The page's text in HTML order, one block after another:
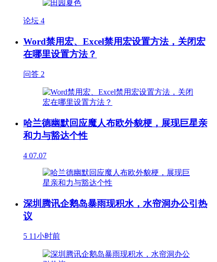
论坛 4
Word禁用宏、Excel禁用宏设置方法，关闭宏
在哪里设置方法？
问答 2
哈兰德幽默回应魔人布欧外貌梗，展现巨星亲
和力与豁达个性
4 07.07
深圳腾讯企鹅岛暴雨现积水，水帘洞办公引热
议
5 11小时前